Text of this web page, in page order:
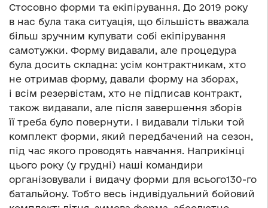
Стосовно форми та екіпірування. До 2019 року
в нас була така ситуація, що більшість вважала
більш зручним купувати собі екіпірування
самотужки. Форму видавали, але процедура
була досить складна: усім контрактникам, хто
не отримав форму, давали форму на зборах,
і всім резервістам, хто не підписав контракт,
також видавали, але після завершення зборів
її треба було повернути. І видавали тільки той
комплект форми, який передбачений на сезон,
під час якого проводять навчання. Наприкінці
цього року (у грудні) наші командири
організовували і видачу форми для всього130-го
батальйону. Тобто весь індивідуальний бойовий